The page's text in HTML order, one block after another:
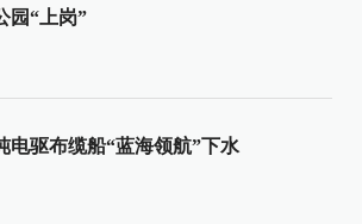
园“上岗”
电驱布缆船“蓝海领航”下水